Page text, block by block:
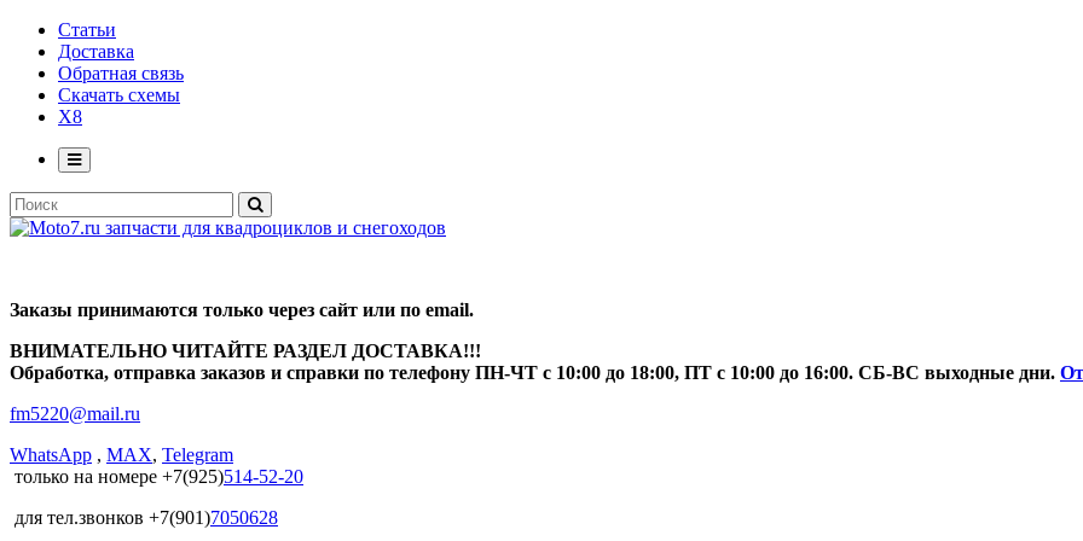
Статьи
Доставка
Обратная связь
Скачать схемы
X8
Заказы принимаются только через сайт или по email.
ВНИМАТЕЛЬНО ЧИТАЙТЕ РАЗДЕЛ ДОСТАВКА!!!
Обработка, отправка заказов и справки по телефону ПН-ЧТ с 10:00 до 18:00, ПТ с 10:00 до 16:00. СБ-ВС выходные дни.
fm5220@mail.ru
WhatsApp , MAX, Telegram
только на номере +7(925)514-52-20
для тел.звонков +7(901)7050628